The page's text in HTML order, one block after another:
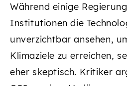
Während einige
Institutionen die
unverzichtbar ansehen,
Klimaziele zu erreichen,
eher skeptisch. Kritiker